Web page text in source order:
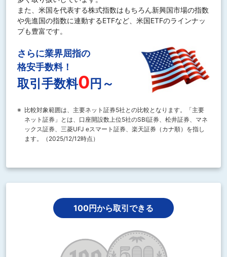
また、米国を代表する株式指数はもちろん新興国市場の指数
や先進国の指数に連動するETFなど、米国ETFのラインナッ
プも豊富です。
さらに業界屈指の
格安手数料！
取引手数料0 円～
※ 比較対象範囲は、主要ネット証券5社との比較となります。「主要
ネット証券」とは、口座開設数上位5社のSBI証券、松井証券、マネ
ックス証券、三菱UFJ eスマート証券、楽天証券（カナ順）を指し
ます。（2025/12/12時点）
100円から取引できる